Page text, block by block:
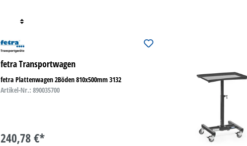
fetra Transportwagen
fetra Plattenwagen 2Böden 810x500mm 3132
Artikel-Nr.: 890035700
240,78 €*